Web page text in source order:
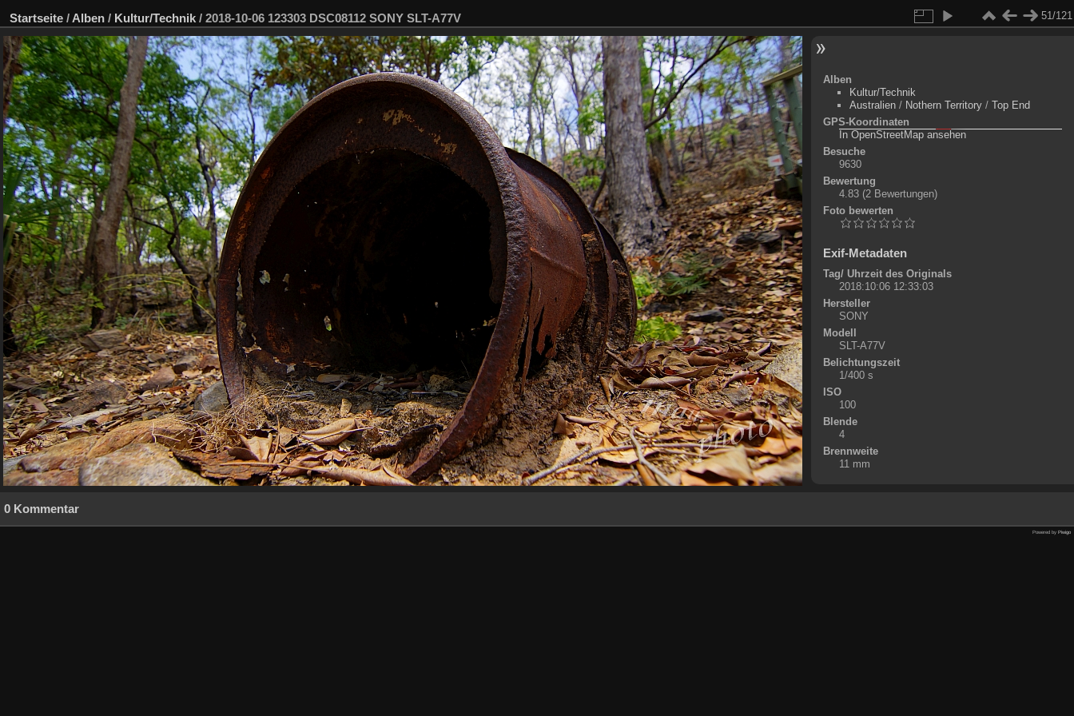
Startseite / Alben / Kultur/Technik / 2018-10-06 123303 DSC08112 SONY SLT-A77V 51/121
Alben
Kultur/Technik
Australien/ Nothern Territory/ Top End
GPS-Koordinaten
+
-
©
In OpenStreetMap ansehen
Besuche
9630
Bewertung
4.83 (2 Bewertungen)
Foto bewerten
Exif-Metadaten
Tag/ Uhrzeit des Originals
2018:10:06 12:33:03
Hersteller
SONY
Modell
SLT-A77V
Belichtungszeit
1/400 s
ISO
100
Blende
4
Brennweite
11 mm
0 Kommentar
Powered by Piwigo